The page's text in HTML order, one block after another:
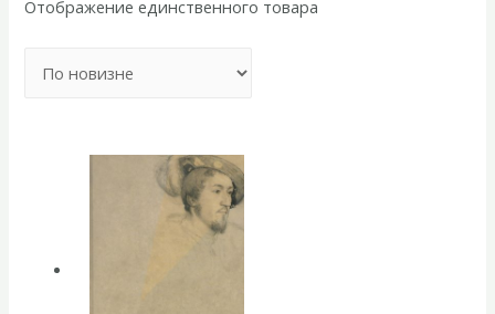
Отображение единственного товара